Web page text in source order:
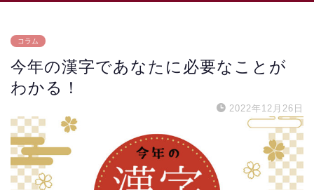
コラム
今年の漢字であなたに必要なことが
わかる！
2022年12月26日